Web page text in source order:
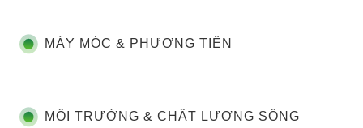
MÁY MÓC & PHƯƠNG TIỆN
MÔI TRƯỜNG & CHẤT LƯỢNG SỐNG